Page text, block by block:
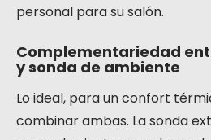
personal para su salón.
Complementariedad
y sonda de ambiente
Lo ideal, para un confort
combinar ambas. La sonda